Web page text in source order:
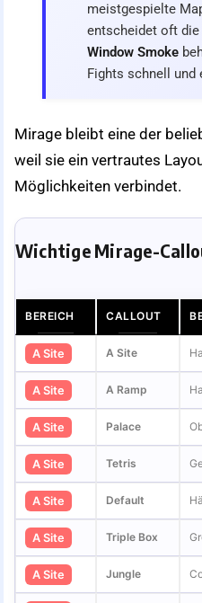
meistgespielte
entscheidet oft die
Window Smoke
Fights schnell und
Mirage bleibt eine der
weil sie ein vertrautes
Möglichkeiten verbindet.
Wichtige Mirage-
BEREICH CALLOUT
A Site A Site
A Site A Ramp
A Site Palace
A Site Tetris
A Site Default
A Site Triple Box
A Site Jungle